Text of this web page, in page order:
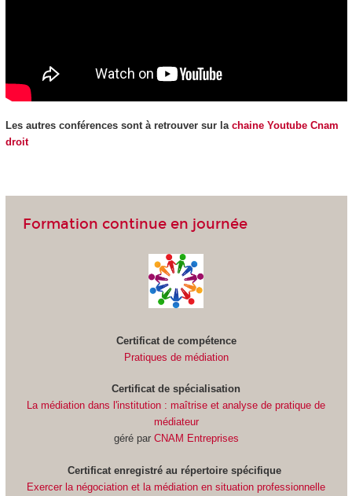
Les autres conférences sont à retrouver sur la chaine Youtube Cnam
droit
Formation continue en journée
Certificat de compétence
Pratiques de médiation
Certificat de spécialisation
La médiation dans l'institution : maîtrise et analyse de pratique de
médiateur
géré par CNAM Entreprises
Certificat enregistré au répertoire spécifique
Exercer la négociation et la médiation en situation professionnelle